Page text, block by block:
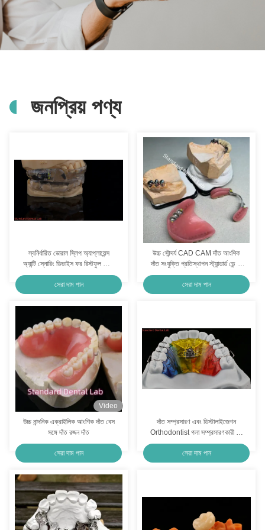
জনপ্রিয় পণ্য
স্বনির্ধারিত ডোরাল স্লিপ অ্যাপ্লায়েন্স
অ্যান্টি স্নোরিং ডিভাইস ফর রিস্টফুল স্লিপ
চীন ডেন্টাল ল্যাব
সেরা দাম পান
উচ্চ সৌন্দর্য CAD CAM দাঁত আংশিক
দাঁত সংযুক্তি প্রতিস্থাপন স্ট্যান্ডার্ড ডেন্টাল
ল্যাব
সেরা দাম পান
Video
উচ্চ নান্দনিক এক্রাইলিক আংশিক দাঁত বেস
সঙ্গে দাঁত রজন দাঁত
সেরা দাম পান
দাঁত সম্প্রসারণ এবং ডিস্টালাইজেশন
Orthodontist গলা সম্প্রসারণকারী চীন
ডেন্টাল ল্যাব
সেরা দাম পান